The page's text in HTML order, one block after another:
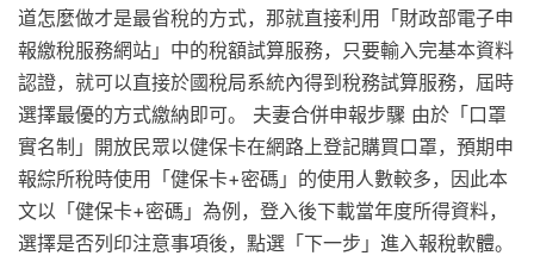
道怎麼做才是最省稅的方式，那就直接利用「財政部電子申
報繳稅服務網站」中的稅額試算服務，只要輸入完基本資料
認證，就可以直接於國稅局系統內得到稅務試算服務，屆時
選擇最優的方式繳納即可。 夫妻合併申報步驟 由於「口罩
實名制」開放民眾以健保卡在網路上登記購買口罩，預期申
報綜所稅時使用「健保卡+密碼」的使用人數較多，因此本
文以「健保卡+密碼」為例，登入後下載當年度所得資料，
選擇是否列印注意事項後，點選「下一步」進入報稅軟體。